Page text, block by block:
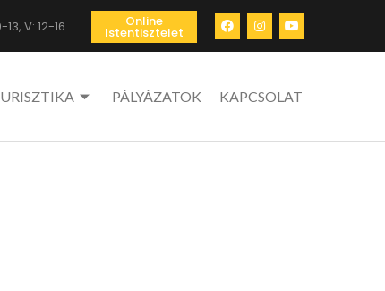
V: 12-16 Online
Istentisztelet
PÁLYÁZATOK KAPCSOLAT